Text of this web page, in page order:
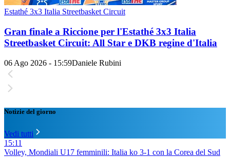
Estathé 3x3 Italia Streetbasket Circuit
Gran finale a Riccione per l'Estathé 3x3 Italia
Streetbasket Circuit: All Star e DKB regine d'Italia
06 Ago 2026 - 15:59Daniele Rubini
Notizie del giorno
Vedi tutti
15:11
Volley, Mondiali U17 femminili: Italia ko 3-1 con la Corea del Sud